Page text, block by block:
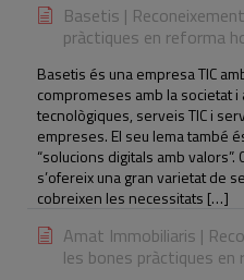
Basetis |
pràctiques en reforma
Basetis és una empresa TIC
compromeses amb la societat i
tecnològiques, serveis TIC i
empreses. El seu lema també
“solucions digitals amb valors”.
s’ofereix una gran varietat de
cobreixen les necessitats […]
Amat Immobiliaris |
les bones pràctiques